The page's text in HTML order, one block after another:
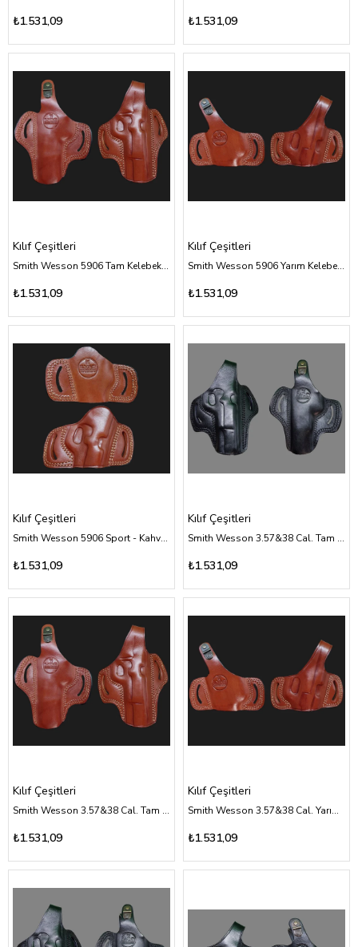
₺1.531,09 ₺1.531,09
Kılıf Çeşitleri
Smith Wesson 5906 Tam Kelebek - Kahverengi Deri Kılıf Çeşitleri
₺1.531,09
Kılıf Çeşitleri
Smith Wesson 5906 Yarım Kelebek - Kahverengi Deri Kılıf Çeşitleri
₺1.531,09
Kılıf Çeşitleri
Smith Wesson 5906 Sport - Kahverengi Deri Kılıf Çeşitleri
₺1.531,09
Kılıf Çeşitleri
Smith Wesson 3.57&38 Cal. Tam Kelebek - Siyah Deri Kılıf Çeşitleri
₺1.531,09
Kılıf Çeşitleri
Smith Wesson 3.57&38 Cal. Tam Kelebek - Kahverengi Deri Kılıf Çeşitleri
₺1.531,09
Kılıf Çeşitleri
Smith Wesson 3.57&38 Cal. Yarım Kelebek - Kahverengi Deri Kılıf Çeşitleri
₺1.531,09